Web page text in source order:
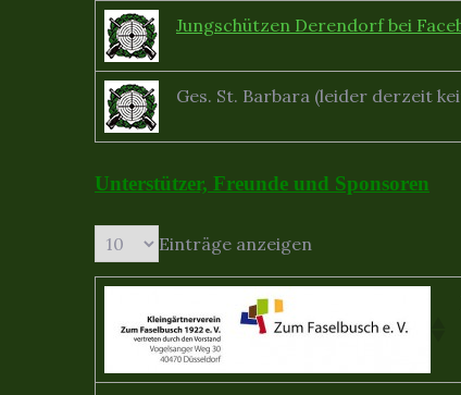
Jungschützen Derendorf bei
Ges. St. Barbara (leider derzeit
Unterstützer, Freunde und Sponsoren
Einträge anzeigen